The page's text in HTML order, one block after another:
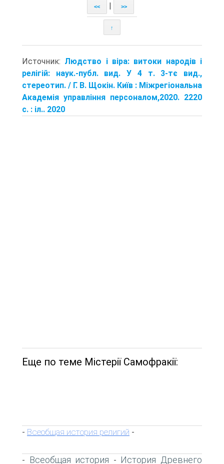
<< >>
↑
Источник: Людство і віра: витоки народів і
релігій: наук.-публ. вид. У 4 т. 3-тє вид.,
стереотип. / Г. В. Щокін. Київ : Міжрегіональна
Академія управління персоналом,2020. 2220
с. : іл.. 2020
Еще по теме Містерії Самофракії:
- Всеобщая история религий -
- Всеобщая история - История Древнего